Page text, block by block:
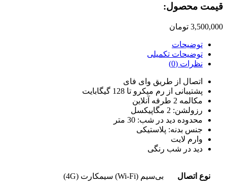
قیمت محصول:​
3,500,000 تومان
توضیحات
توضیحات تکمیلی
نظرات (0)
اتصال از طریق وای فای
پشتیبانی از رم میکرو تا 128 گیگابایت
مکالمه 2 طرفه آنلاین
رزولشن: 2 مگاپیکسل
محدوده دید در شب: 30 متر
جنس بدنه: پلاستیکی
وارم لایت
دید در شب رنگی
نوع اتصال بی‌سیم (Wi-Fi) سیمکارت (4G)